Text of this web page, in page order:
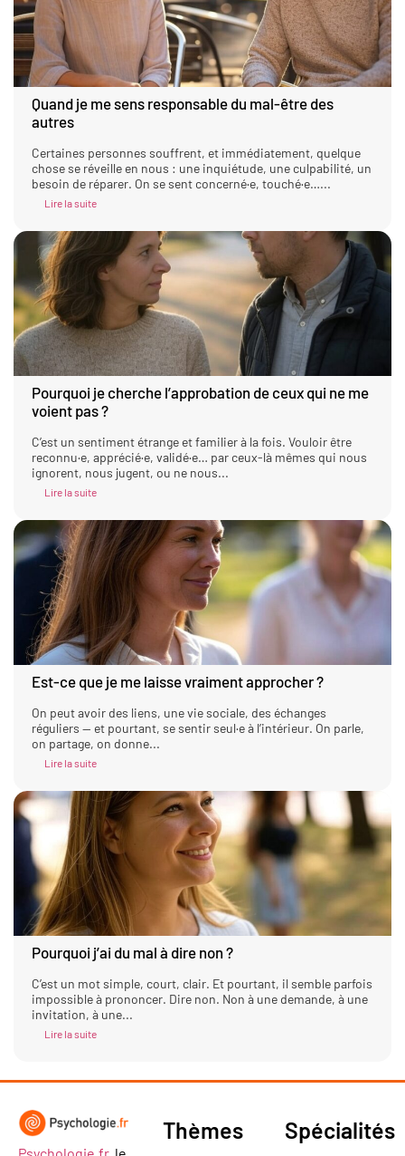
Quand je me sens responsable du mal-être des
autres
Certaines personnes souffrent, et immédiatement, quelque
chose se réveille en nous : une inquiétude, une culpabilité, un
besoin de réparer. On se sent concerné·e, touché·e…...
Lire la suite
Pourquoi je cherche l’approbation de ceux qui ne me
voient pas ?
C’est un sentiment étrange et familier à la fois. Vouloir être
reconnu·e, apprécié·e, validé·e… par ceux-là mêmes qui nous
ignorent, nous jugent, ou ne nous...
Lire la suite
Est-ce que je me laisse vraiment approcher ?
On peut avoir des liens, une vie sociale, des échanges
réguliers — et pourtant, se sentir seul·e à l’intérieur. On parle,
on partage, on donne...
Lire la suite
Pourquoi j’ai du mal à dire non ?
C’est un mot simple, court, clair. Et pourtant, il semble parfois
impossible à prononcer. Dire non. Non à une demande, à une
invitation, à une...
Lire la suite
Thèmes Spécialités